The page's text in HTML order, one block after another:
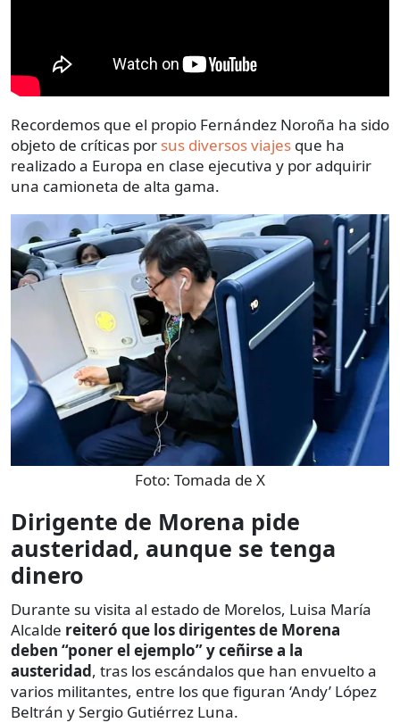
Recordemos que el propio Fernández Noroña ha sido
objeto de críticas por sus diversos viajes que ha
realizado a Europa en clase ejecutiva y por adquirir
una camioneta de alta gama.
Foto: Tomada de X
Dirigente de Morena pide
austeridad, aunque se tenga
dinero
Durante su visita al estado de Morelos, Luisa María
Alcalde reiteró que los dirigentes de Morena
deben “poner el ejemplo” y ceñirse a la
austeridad, tras los escándalos que han envuelto a
varios militantes, entre los que figuran ‘Andy’ López
Beltrán y Sergio Gutiérrez Luna.